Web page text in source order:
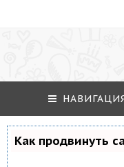
Как продвинуть